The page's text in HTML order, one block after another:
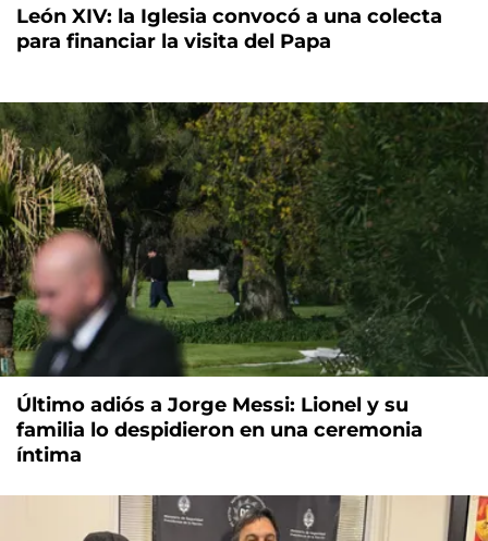
León XIV: la Iglesia convocó a una colecta
para financiar la visita del Papa
Último adiós a Jorge Messi: Lionel y su
familia lo despidieron en una ceremonia
íntima